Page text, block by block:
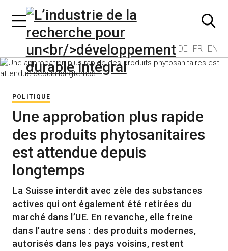
DE FR EN
POLITIQUE
Une approbation plus rapide
des produits phytosanitaires
est attendue depuis
longtemps
La Suisse interdit avec zèle des substances
actives qui ont également été retirées du
marché dans l’UE. En revanche, elle freine
dans l’autre sens : des produits modernes,
autorisés dans les pays voisins, restent